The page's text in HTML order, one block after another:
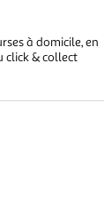
à domicile, en
click & collect